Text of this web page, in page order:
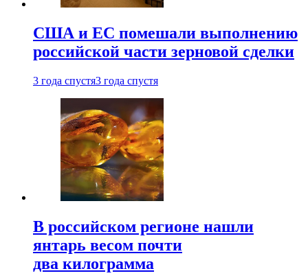
США и ЕС помешали выполнению
российской части зерновой сделки
3 года спустя3 года спустя
В российском регионе нашли
янтарь весом почти
два килограмма